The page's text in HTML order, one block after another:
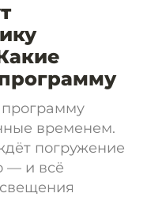
временем.
погружение
— и всё